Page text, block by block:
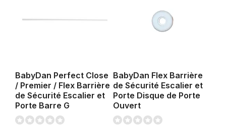
BabyDan Perfect Close
/ Premier / Flex Barrière
de Sécurité Escalier et
Porte Barre G
BabyDan Flex Barrière
de Sécurité Escalier et
Porte Disque de Porte
Ouvert